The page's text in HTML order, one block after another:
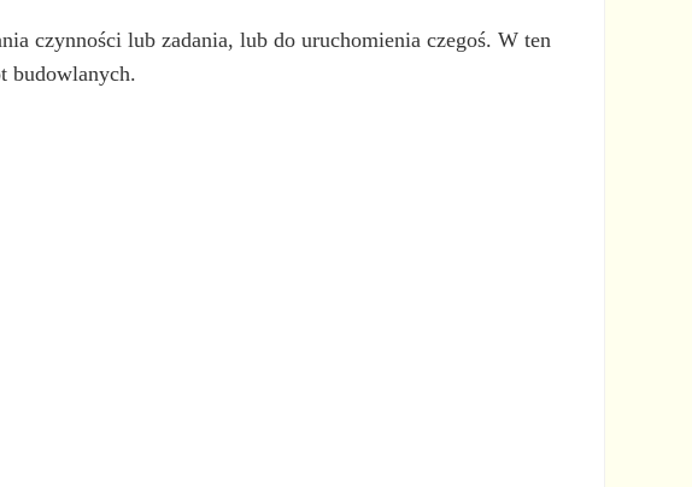
czynności lub zadania, lub do uruchomienia czegoś. W ten
budowlanych.